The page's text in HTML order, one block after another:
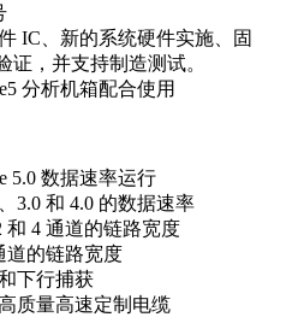
IC、新的系统硬件实施、固
证，并支持制造测试。
分析机箱配合使用
5.0 数据速率运行
3.0 和 4.0 的数据速率
和 4 通道的链路宽度
道的链路宽度
下行捕获
质量高速定制电缆